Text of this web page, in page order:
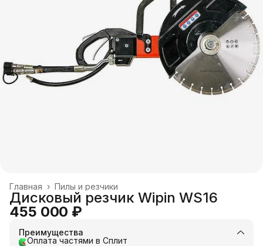
Пилы и резчики
Главная ›
Дисковый резчик Wipin WS16
455 000 ₽
Преимущества
Оплата частями в Сплит